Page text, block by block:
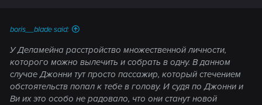
boris__blade said:
У Деламейна расстройство множественной личности,
которого можно вылечить и собрать в одну. В данном
случае Джонни тут просто пассажир, который стечением
обстоятельств попал к тебе в голову. И судя по Джонни и
Ви их это особо не радовало, что они станут новой